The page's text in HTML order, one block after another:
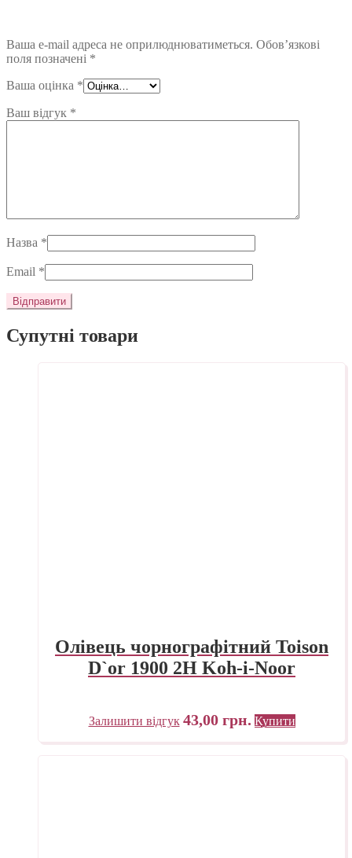
Ваша e-mail адреса не оприлюднюватиметься. Обов’язкові
поля позначені *
Ваша оцінка *
Ваш відгук *
Назва *
Email *
Супутні товари
Олівець чорнографітний Toison
D`or 1900 2H Koh-i-Noor
Залишити відгук 43,00 грн. Купити